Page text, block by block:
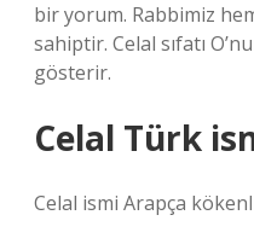
bir yorum. Rabbimiz
sahiptir. Celal sıfatı
gösterir.
Celal Türk
Celal ismi Arapça